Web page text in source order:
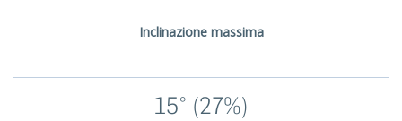
Inclinazione massima
15° (27%)